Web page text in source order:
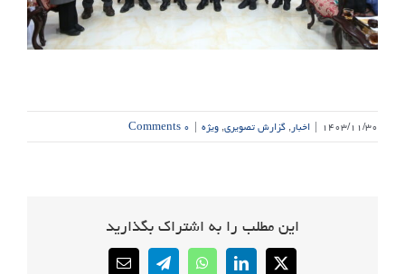
۱۴۰۳/۱۱/۳۰ | اخبار,گزارش تصویری,ویژه | ۰ Comments
این مطلب را به اشتراک بگذارید
X
LinkedIn
WhatsApp
Telegram
Email